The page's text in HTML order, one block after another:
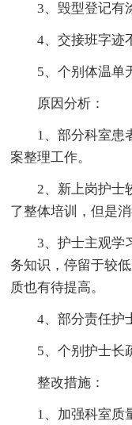
3、毁型登记有
4、交接班字迹
5、个别体温单
原因分析：
1、部分科室患
案整理工作。
2、新上岗护士
了整体培训，但是
3、护士主观学
务知识，停留于较
质也有待提高。
4、部分责任护
5、个别护士长
整改措施：
1、加强科室质